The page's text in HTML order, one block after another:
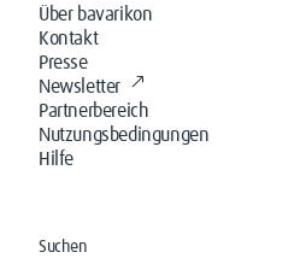
Über bavarikon
Kontakt
Presse
Newsletter
Partnerbereich
Nutzungsbedingungen
Hilfe
Suchen